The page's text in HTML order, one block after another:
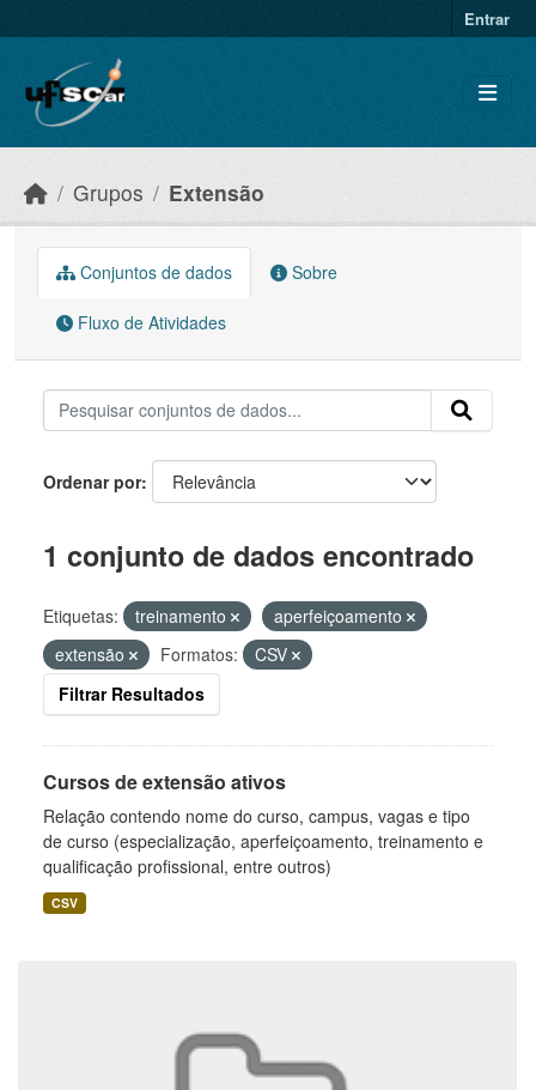
Entrar
Grupos Extensão
Conjuntos de dados Sobre
Fluxo de Atividades
Ordenar por
1 conjunto de dados encontrado
Etiquetas: treinamento
aperfeiçoamento
extensão
Formatos:
CSV
Filtrar Resultados
Cursos de extensão ativos
Relação contendo nome do curso, campus, vagas e tipo
de curso (especialização, aperfeiçoamento, treinamento e
qualificação profissional, entre outros)
CSV